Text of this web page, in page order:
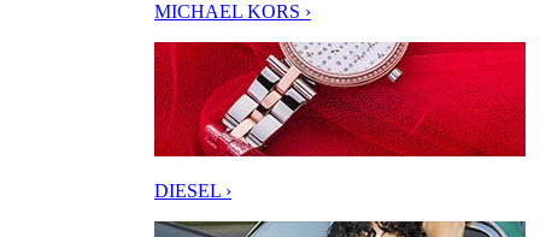
MICHAEL KORS ›
DIESEL ›